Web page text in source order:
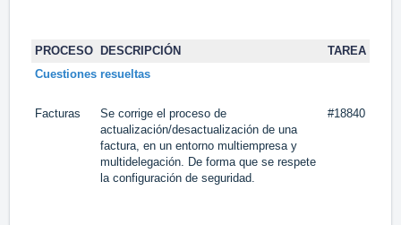
PROCESO DESCRIPCIÓN
TAREA
Cuestiones resueltas
Facturas
Se corrige el proceso de
actualización/desactualización de una
factura, en un entorno multiempresa y
multidelegación. De forma que se respete
la configuración de seguridad.
#18840